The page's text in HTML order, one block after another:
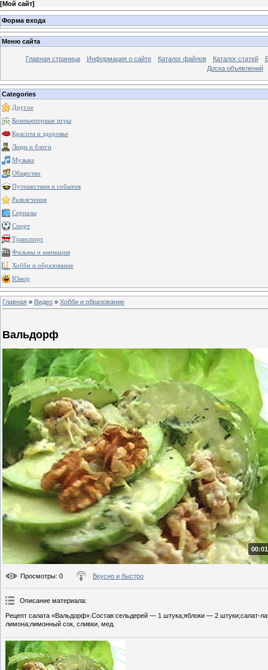
[Мой сайт]
Форма входа
Меню сайта
Главная страница Информация о сайте Каталог файлов Каталог статей
Доска объявлений
Categories
Другое
Компьютерные игры
Красота и здоровье
Люди и блоги
Музыка
Общество
Путешествия и события
Развлечения
Сериалы
Спорт
Транспорт
Фильмы и анимация
Хобби и образование
Юмор
Главная » Видео » Хобби и образование
Вальдорф
Просмотры: 0 Вкусно и быстро
Описание материала:
Рецепт салата «Вальдорф».Состав:сельдерей — 1 штука;яблоки — 2 штуки;салат-
лимона;лимонный сок, сливки, мед.